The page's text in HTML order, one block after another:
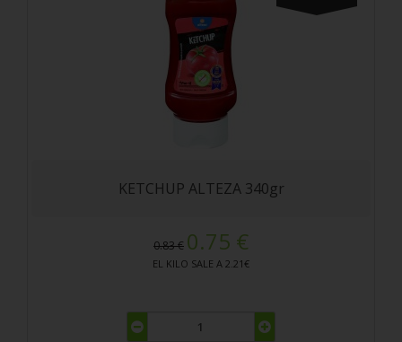
KETCHUP ALTEZA 340gr
0.83 € 0.75 €
EL KILO SALE A 2.21€